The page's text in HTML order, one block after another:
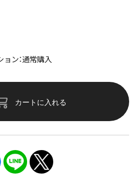
ン：通常購入
カートに入れる